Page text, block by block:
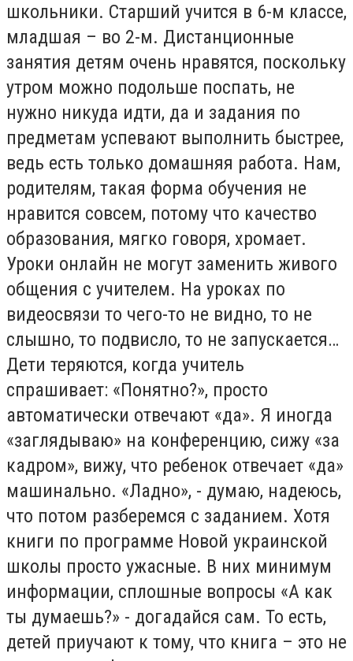
школьники. Старший учится в 6-м классе,
младшая – во 2-м. Дистанционные
занятия детям очень нравятся, поскольку
утром можно подольше поспать, не
нужно никуда идти, да и задания по
предметам успевают выполнить быстрее,
ведь есть только домашняя работа. Нам,
родителям, такая форма обучения не
нравится совсем, потому что качество
образования, мягко говоря, хромает.
Уроки онлайн не могут заменить живого
общения с учителем. На уроках по
видеосвязи то чего-то не видно, то не
слышно, то подвисло, то не запускается…
Дети теряются, когда учитель
спрашивает: «Понятно?», просто
автоматически отвечают «да». Я иногда
«заглядываю» на конференцию, сижу «за
кадром», вижу, что ребенок отвечает «да»
машинально. «Ладно», - думаю, надеюсь,
что потом разберемся с заданием. Хотя
книги по программе Новой украинской
школы просто ужасные. В них минимум
информации, сплошные вопросы «А как
ты думаешь?» - догадайся сам. То есть,
детей приучают к тому, что книга – это не